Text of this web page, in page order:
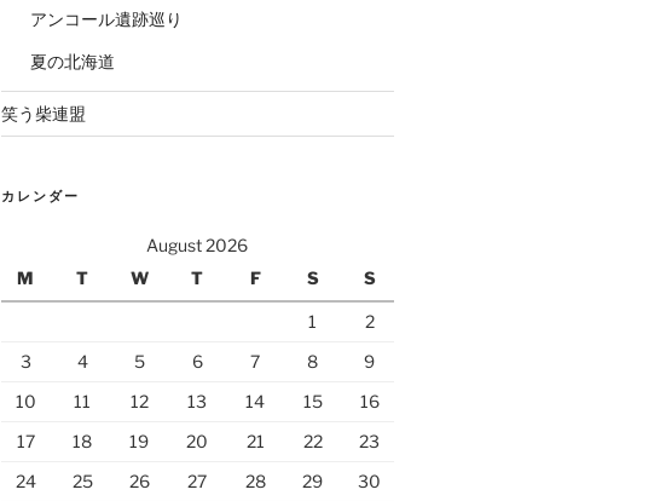
アンコール遺跡巡り
夏の北海道
笑う柴連盟
カレンダー
August 2026
M
T W T F S S
1
2
3
4 5 6 7 8
9
10
11 12 13 14 15
16
17
18 19 20 21 22
23
24
25 26 27 28 29
30